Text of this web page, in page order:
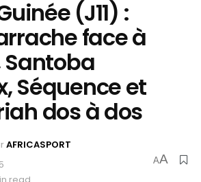
(J11) :
face à
Santoba
Séquence et
dos à dos
AFRICASPORT
AA